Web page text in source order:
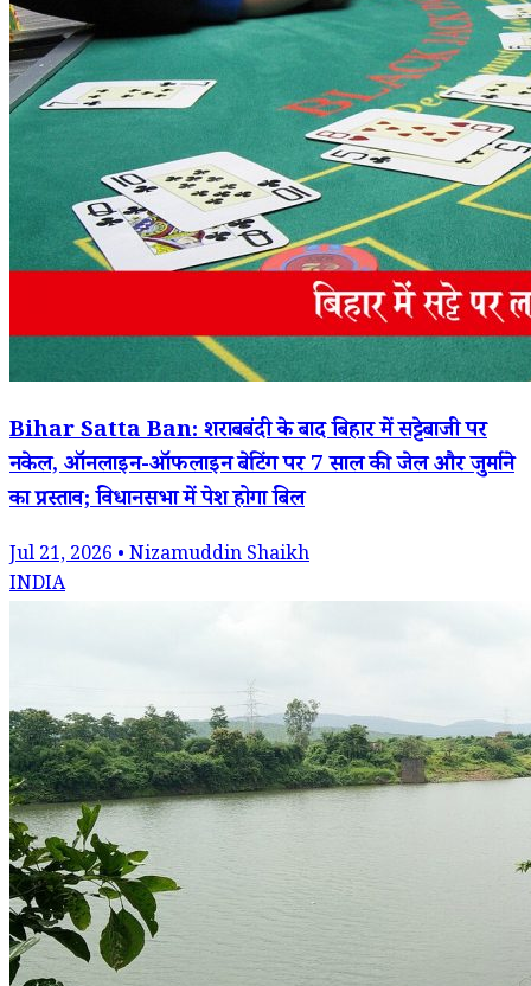
Bihar Satta Ban: शराबबंदी के बाद बिहार में सट्टेबाजी पर
नकेल, ऑनलाइन-ऑफलाइन बेटिंग पर 7 साल की जेल और जुर्माने
का प्रस्ताव; विधानसभा में पेश होगा बिल
Jul 21, 2026 • Nizamuddin Shaikh
INDIA